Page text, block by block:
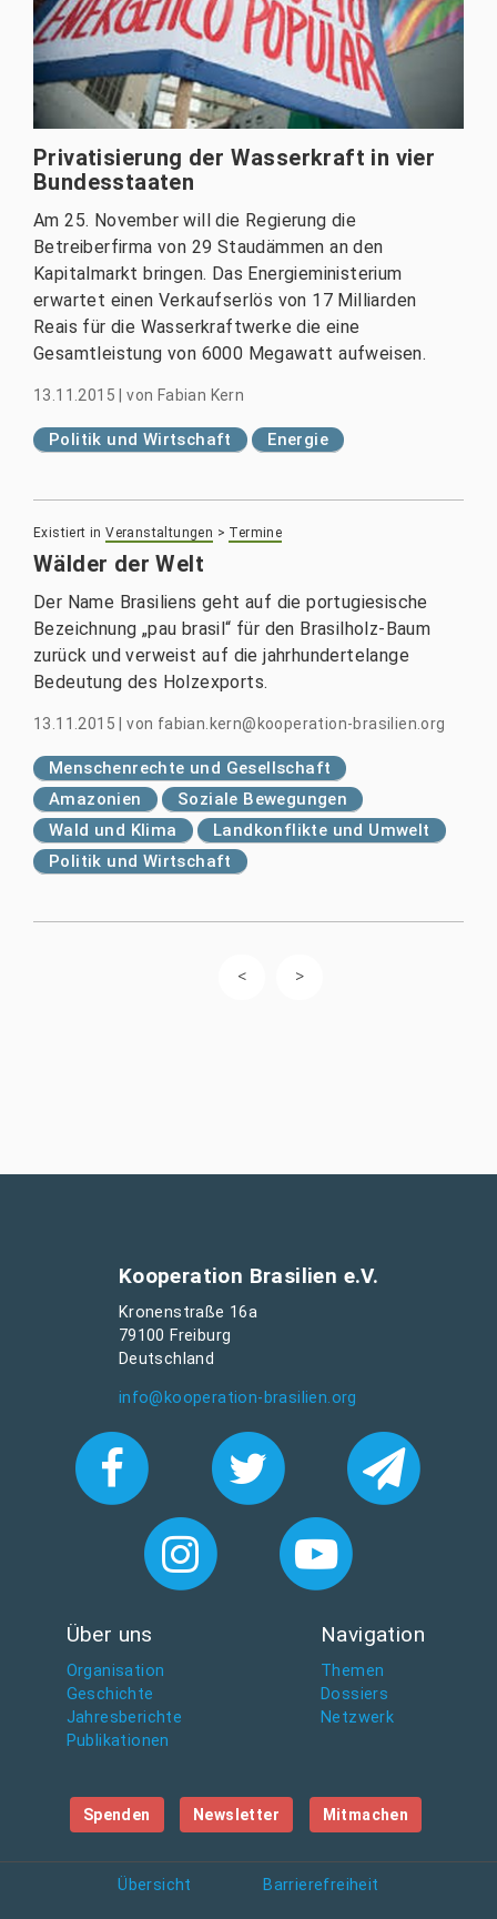
Privatisierung der Wasserkraft in vier
Bundesstaaten
Am 25. November will die Regierung die
Betreiberfirma von 29 Staudämmen an den
Kapitalmarkt bringen. Das Energieministerium
erwartet einen Verkaufserlös von 17 Milliarden
Reais für die Wasserkraftwerke die eine
Gesamtleistung von 6000 Megawatt aufweisen.
13.11.2015 |von Fabian Kern
Politik und Wirtschaft Energie
Existiert in Veranstaltungen > Termine
Wälder der Welt
Der Name Brasiliens geht auf die portugiesische
Bezeichnung „pau brasil“ für den Brasilholz-Baum
zurück und verweist auf die jahrhundertelange
Bedeutung des Holzexports.
13.11.2015 |von fabian.kern@kooperation-brasilien.org
Menschenrechte und Gesellschaft
Amazonien
Soziale Bewegungen
Wald und Klima
Landkonflikte und Umwelt
Politik und Wirtschaft
Kooperation Brasilien e.V.
Kronenstraße 16a
79100 Freiburg
Deutschland
info@kooperation-brasilien.org
Über uns
Organisation
Geschichte
Jahresberichte
Publikationen
Navigation
Themen
Dossiers
Netzwerk
Spenden Newsletter Mitmachen
Übersicht Barrierefreiheit